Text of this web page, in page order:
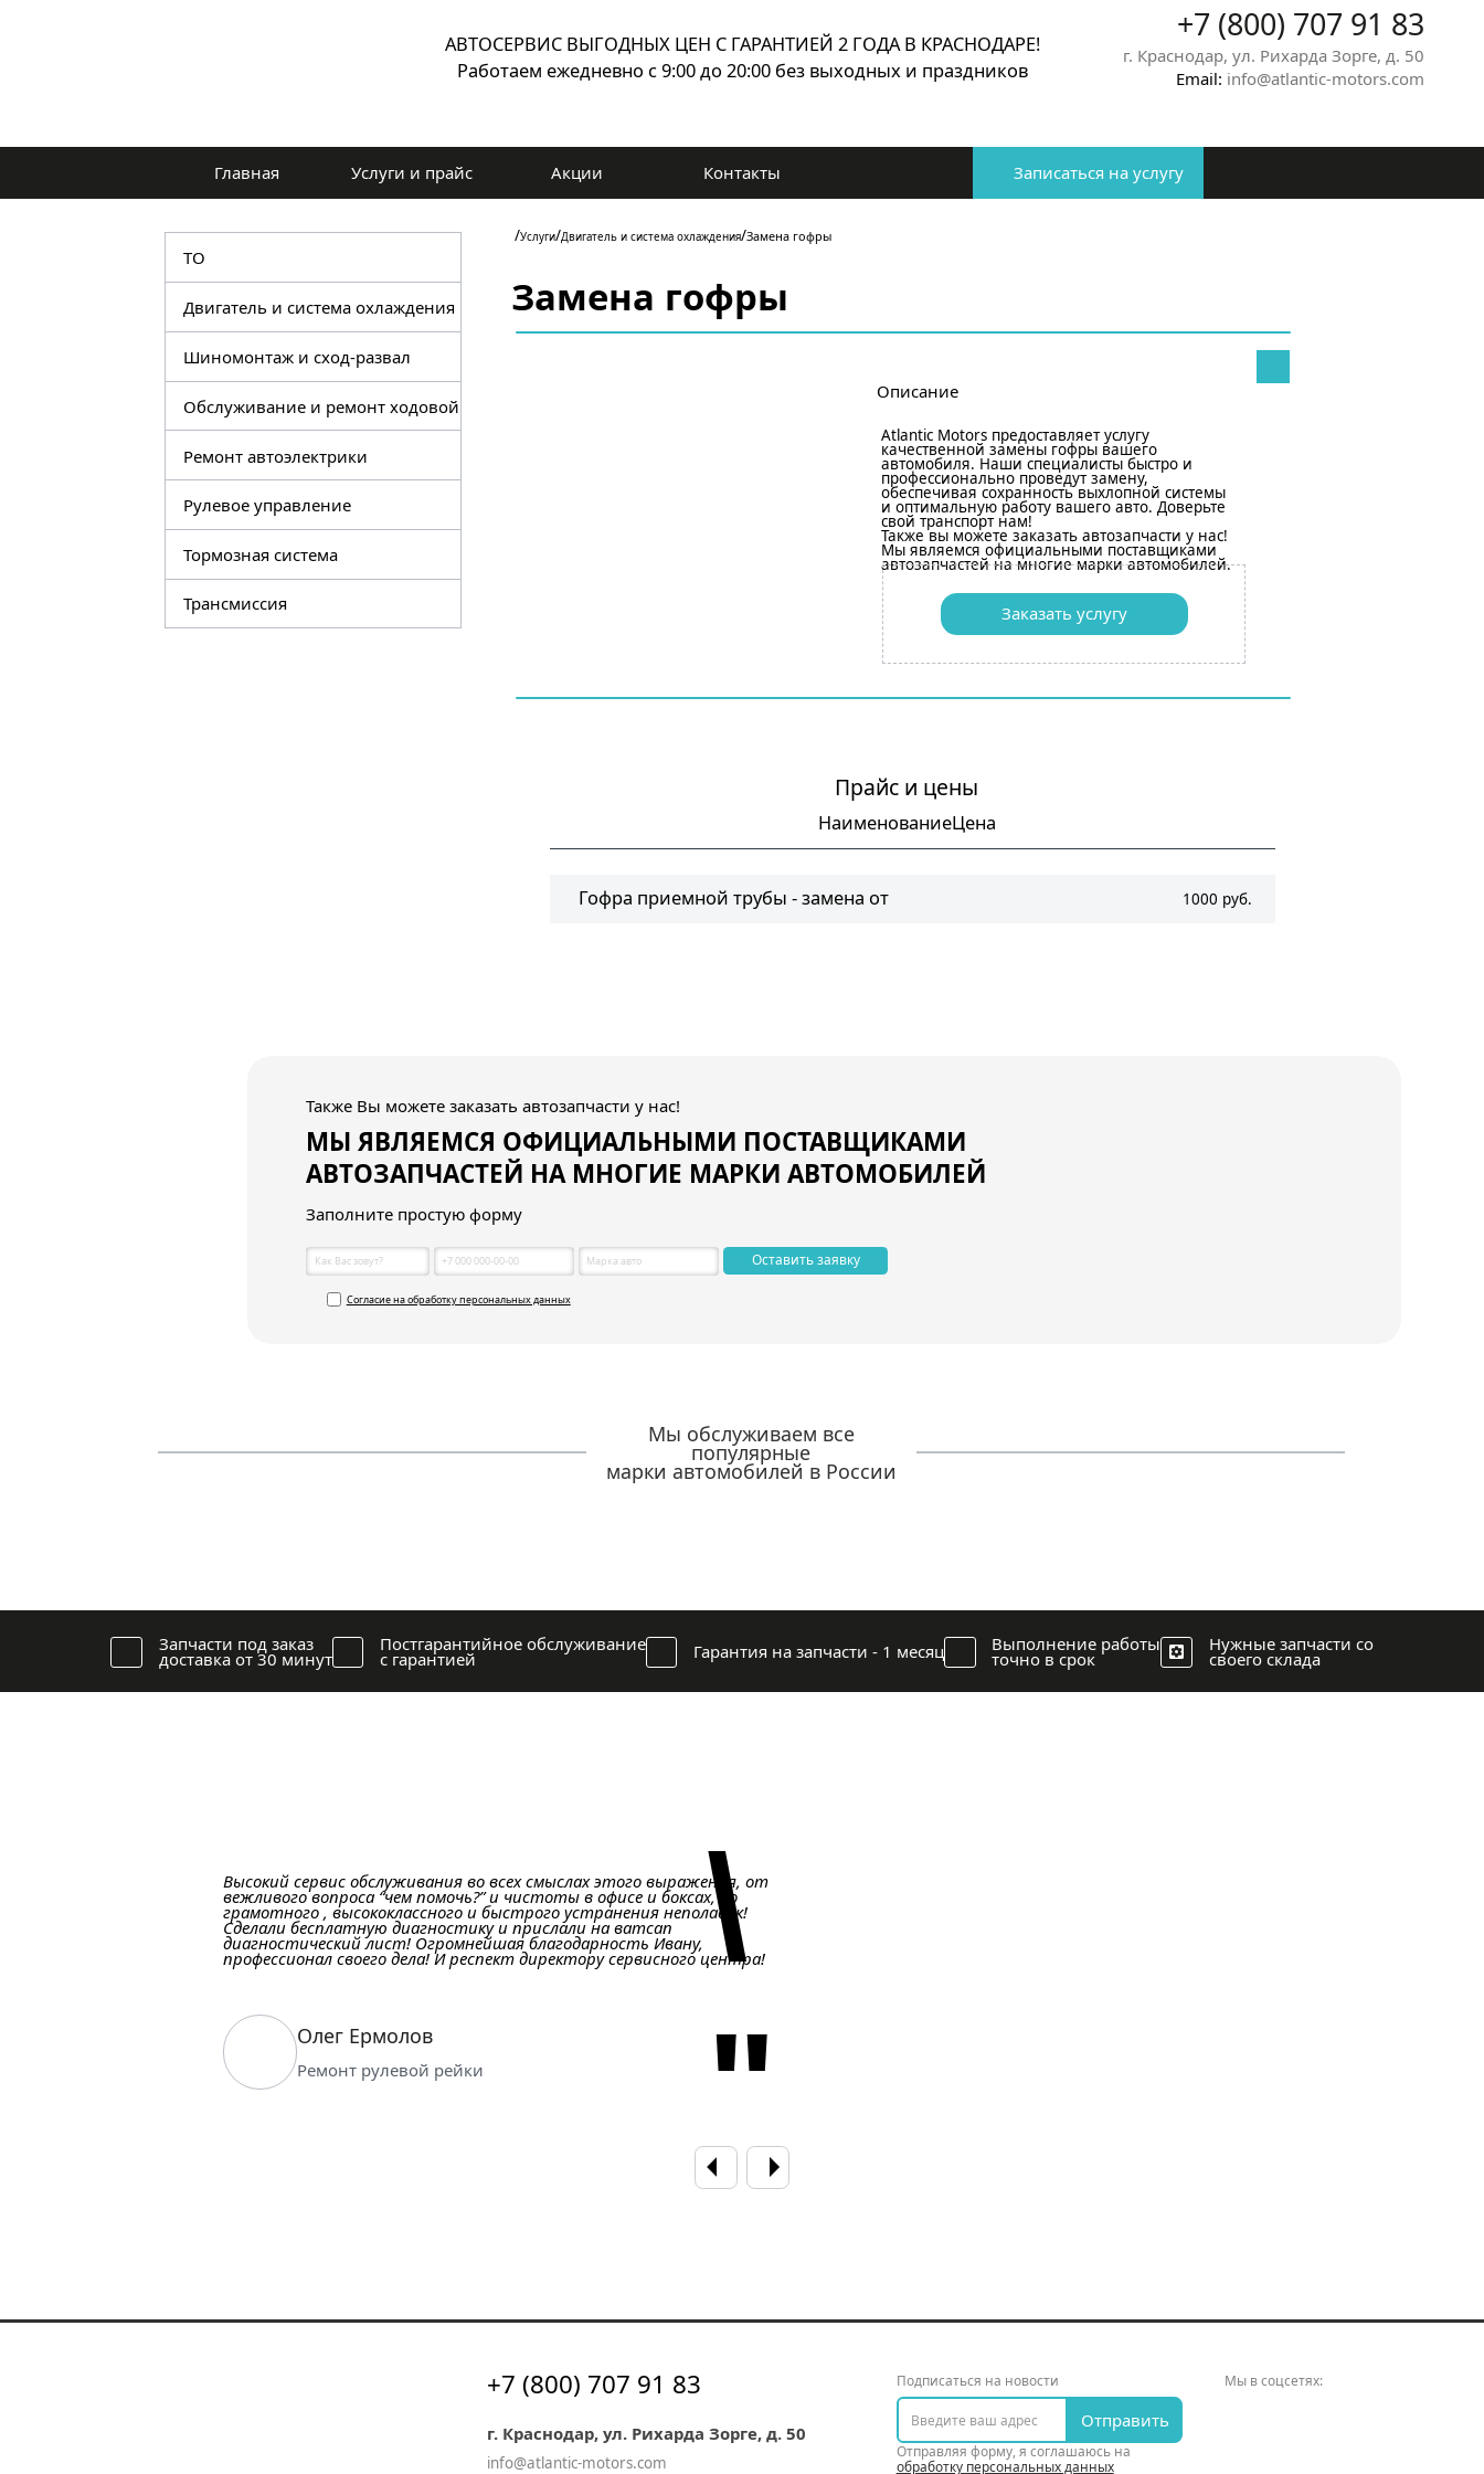
АВТОСЕРВИС ВЫГОДНЫX ЦЕН С ГАРАНТИЕЙ 2 ГОДА В КРАСНОДАРЕ!
Работаем ежедневно с 9:00 до 20:00 без выходных и праздников
+7 (800) 707 91 83
г. Краснодар, ул. Рихарда Зорге, д. 50
Email: info@atlantic-motors.com
Главная Услуги и прайс Акции Контакты Записаться на услугу
ТО
Двигатель и система охлаждения
Шиномонтаж и сход-развал
Обслуживание и ремонт ходовой
Ремонт автоэлектрики
Рулевое управление
Тормозная система
Трансмиссия
/Услуги/Двигатель и система охлаждения/Замена гофры
Замена гофры
Описание
Atlantic Motors предоставляет услугу
качественной замены гофры вашего
автомобиля. Наши специалисты быстро и
профессионально проведут замену,
обеспечивая сохранность выхлопной системы
и оптимальную работу вашего авто. Доверьте
свой транспорт нам!
Также вы можете заказать автозапчасти у нас!
Мы являемся официальными поставщиками
автозапчастей на многие марки автомобилей.
Заказать услугу
Прайс и цены
НаименованиеЦена
Гофра приемной трубы - замена от 1000 руб.
Также Вы можете заказать автозапчасти у нас!
МЫ ЯВЛЯЕМСЯ ОФИЦИАЛЬНЫМИ ПОСТАВЩИКАМИ
АВТОЗАПЧАСТЕЙ НА МНОГИЕ МАРКИ АВТОМОБИЛЕЙ
Заполните простую форму
Оставить заявку
Согласие на обработку персональных данных
Мы обслуживаем все
популярные
марки автомобилей в России
Запчасти под заказ
доставка от 30 минут
Постгарантийное обслуживание
с гарантией Гарантия на запчасти - 1 месяц Выполнение работы
точно в срок
Нужные запчасти со
своего склада
\
"
Высокий сервис обслуживания во всех смыслах этого выражения, от
вежливого вопроса “чем помочь?” и чистоты в офисе и боксах, до
грамотного , высококлассного и быстрого устранения неполадок!
Сделали бесплатную диагностику и прислали на ватсап
диагностический лист! Огромнейшая благодарность Ивану,
профессионал своего дела! И респект директору сервисного центра!
Олег Ермолов
Ремонт рулевой рейки
+7 (800) 707 91 83
г. Краснодар, ул. Рихарда Зорге, д. 50
info@atlantic-motors.com
Подписаться на новости
Отправить
Отправляя форму, я соглашаюсь на
обработку персональных данных
Мы в соцсетях: